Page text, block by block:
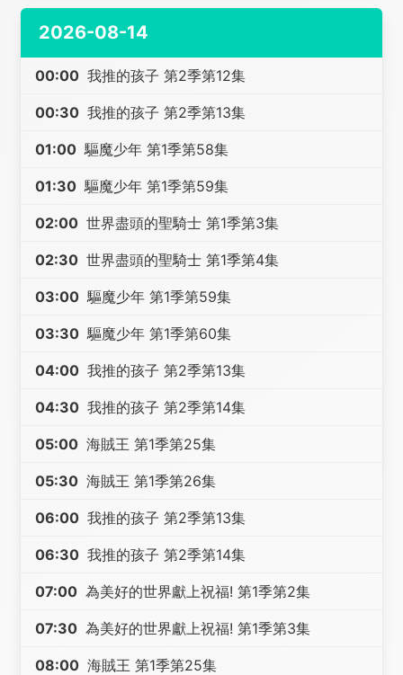
2026-08-14
00:00 我推的孩子 第2季第12集
00:30 我推的孩子 第2季第13集
01:00 驅魔少年 第1季第58集
01:30 驅魔少年 第1季第59集
02:00 世界盡頭的聖騎士 第1季第3集
02:30 世界盡頭的聖騎士 第1季第4集
03:00 驅魔少年 第1季第59集
03:30 驅魔少年 第1季第60集
04:00 我推的孩子 第2季第13集
04:30 我推的孩子 第2季第14集
05:00 海賊王 第1季第25集
05:30 海賊王 第1季第26集
06:00 我推的孩子 第2季第13集
06:30 我推的孩子 第2季第14集
07:00 為美好的世界獻上祝福! 第1季第2集
07:30 為美好的世界獻上祝福! 第1季第3集
08:00 海賊王 第1季第25集